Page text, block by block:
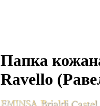
Папка
Ravello